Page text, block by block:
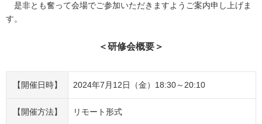
是非とも奮って会場でご参加いただきますようご案内申し上げま
す。
＜研修会概要＞
【開催日時】 2024年7月12日（金）18:30～20:10
【開催方法】 リモート形式